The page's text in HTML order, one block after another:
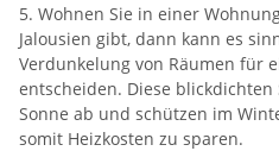
5. Wohnen Sie in einer
Jalousien gibt, dann kann es
Verdunkelung von Räumen für
entscheiden. Diese
Sonne ab und schützen im
somit Heizkosten zu sparen.